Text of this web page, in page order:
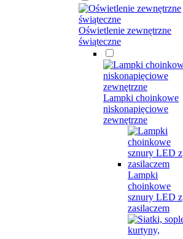
Oświetlenie zewnętrzne
świąteczne
Lampki choinkowe
niskonapięciowe
zewnętrzne
Lampki
choinkowe
sznury LED z
zasilaczem